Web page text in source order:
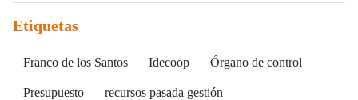
Etiquetas
Franco de los Santos Idecoop Órgano de control
Presupuesto recursos pasada gestión